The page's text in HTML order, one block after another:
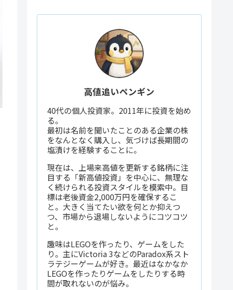
高値追いペンギン
40代の個人投資家。2011年に投資を始め
る。
最初は名前を聞いたことのある企業の株
をなんとなく購入し、気づけば長期間の
塩漬けを経験することに。
現在は、上場来高値を更新する銘柄に注
目する「新高値投資」を中心に、無理な
く続けられる投資スタイルを模索中。目
標は老後資金2,000万円を確保するこ
と。大きく当てたい欲を何とか抑えつ
つ、市場から退場しないようにコツコツ
と。
趣味はLEGOを作ったり、ゲームをした
り。主にVictoria 3などのParadox系スト
ラテジーゲームが好き。最近はなかなか
LEGOを作ったりゲームをしたりする時
間が取れないのが悩み。